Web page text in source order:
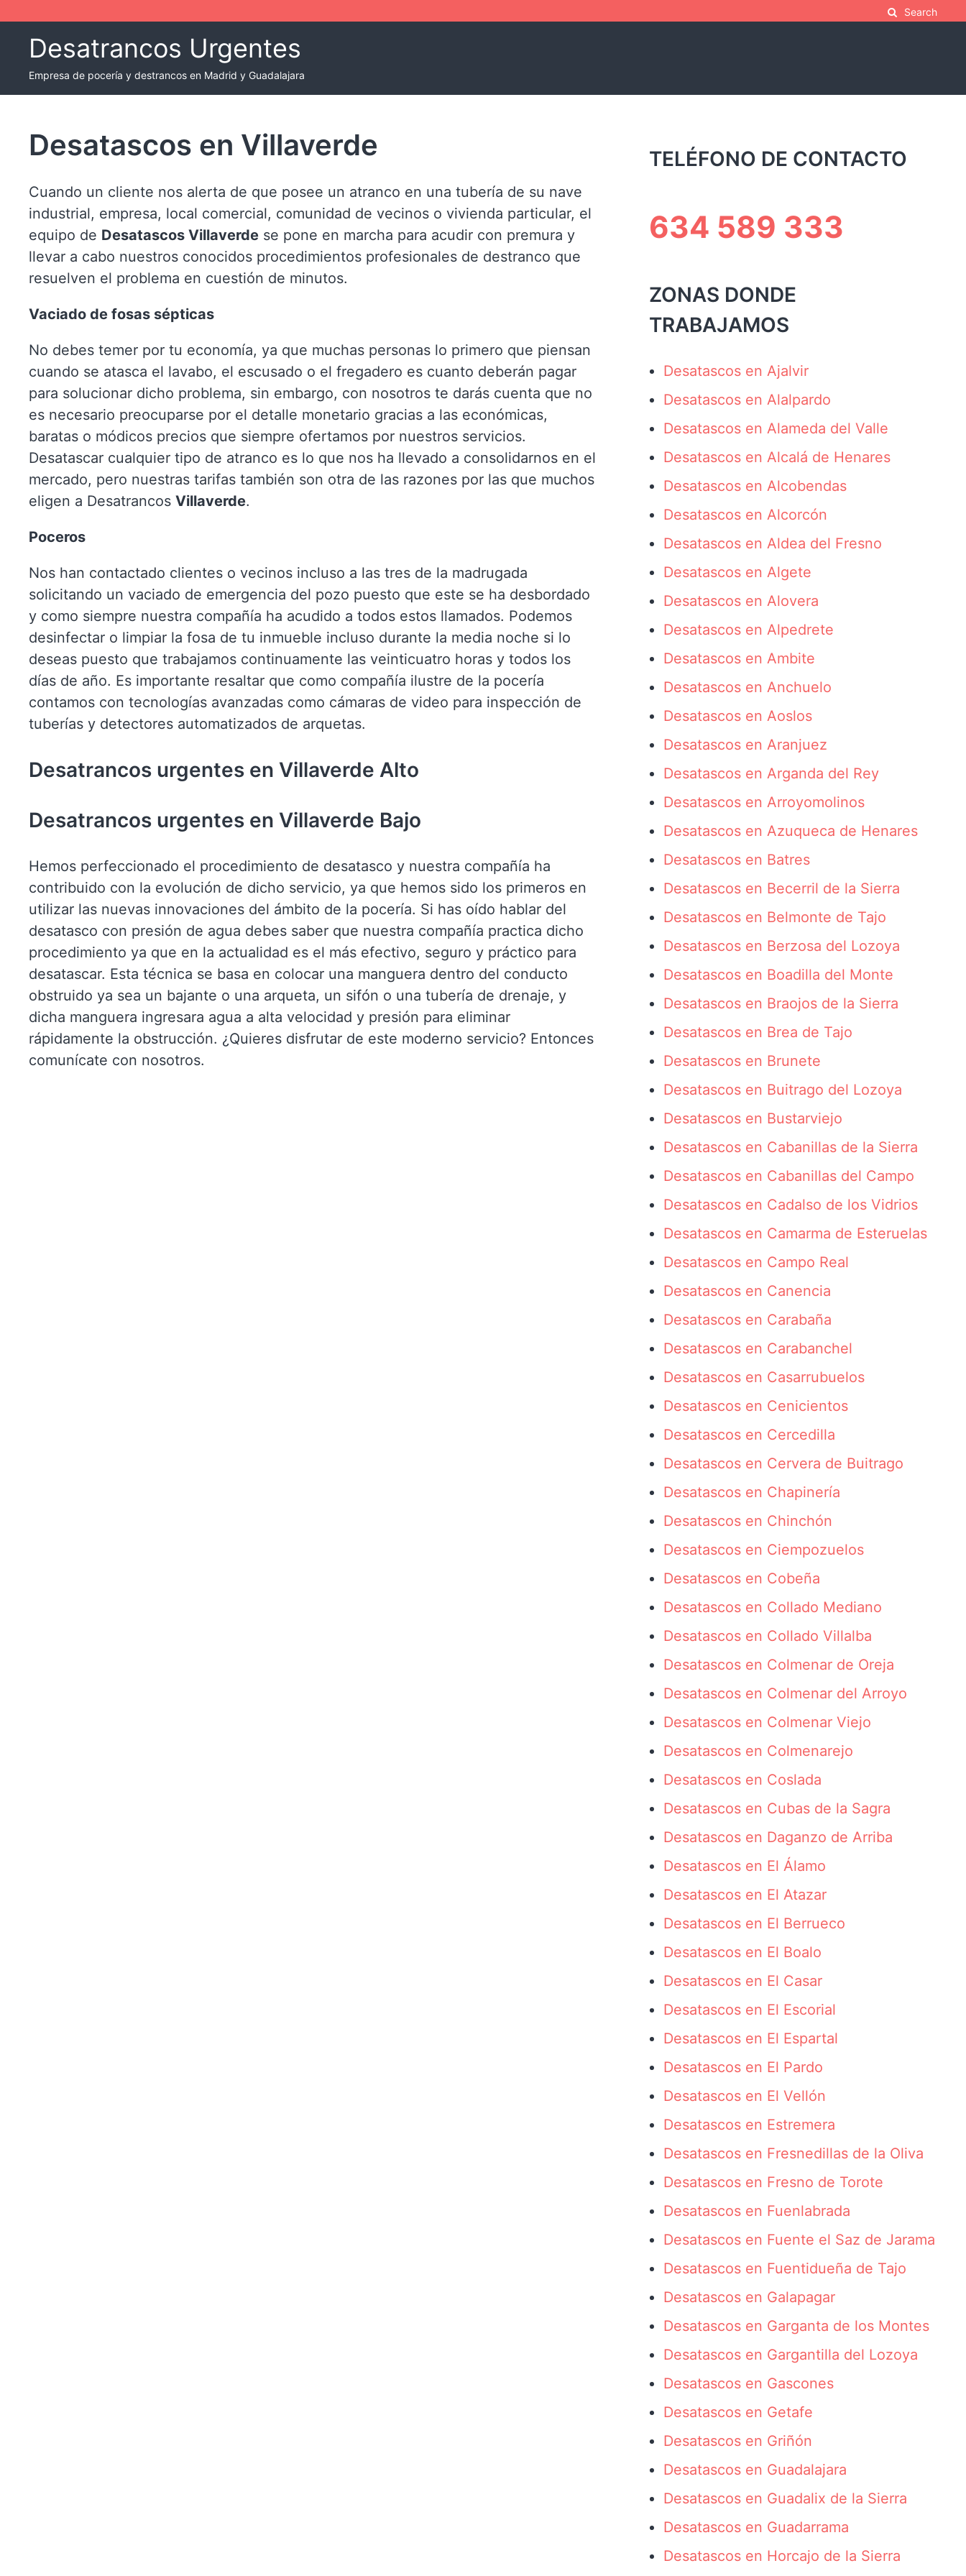
content
Search
Desatrancos Urgentes
Empresa de pocería y destrancos en Madrid y Guadalajara
Desatascos en Villaverde
Cuando un cliente nos alerta de que posee un atranco en una tubería de su nave
industrial, empresa, local comercial, comunidad de vecinos o vivienda particular, el
equipo de Desatascos Villaverde se pone en marcha para acudir con premura y
llevar a cabo nuestros conocidos procedimientos profesionales de destranco que
resuelven el problema en cuestión de minutos.
Vaciado de fosas sépticas
No debes temer por tu economía, ya que muchas personas lo primero que piensan
cuando se atasca el lavabo, el escusado o el fregadero es cuanto deberán pagar
para solucionar dicho problema, sin embargo, con nosotros te darás cuenta que no
es necesario preocuparse por el detalle monetario gracias a las económicas,
baratas o módicos precios que siempre ofertamos por nuestros servicios.
Desatascar cualquier tipo de atranco es lo que nos ha llevado a consolidarnos en el
mercado, pero nuestras tarifas también son otra de las razones por las que muchos
eligen a Desatrancos Villaverde.
Poceros
Nos han contactado clientes o vecinos incluso a las tres de la madrugada
solicitando un vaciado de emergencia del pozo puesto que este se ha desbordado
y como siempre nuestra compañía ha acudido a todos estos llamados. Podemos
desinfectar o limpiar la fosa de tu inmueble incluso durante la media noche si lo
deseas puesto que trabajamos continuamente las veinticuatro horas y todos los
días de año. Es importante resaltar que como compañía ilustre de la pocería
contamos con tecnologías avanzadas como cámaras de video para inspección de
tuberías y detectores automatizados de arquetas.
Desatrancos urgentes en Villaverde Alto
Desatrancos urgentes en Villaverde Bajo
Hemos perfeccionado el procedimiento de desatasco y nuestra compañía ha
contribuido con la evolución de dicho servicio, ya que hemos sido los primeros en
utilizar las nuevas innovaciones del ámbito de la pocería. Si has oído hablar del
desatasco con presión de agua debes saber que nuestra compañía practica dicho
procedimiento ya que en la actualidad es el más efectivo, seguro y práctico para
desatascar. Esta técnica se basa en colocar una manguera dentro del conducto
obstruido ya sea un bajante o una arqueta, un sifón o una tubería de drenaje, y
dicha manguera ingresara agua a alta velocidad y presión para eliminar
rápidamente la obstrucción. ¿Quieres disfrutar de este moderno servicio? Entonces
comunícate con nosotros.
TELÉFONO DE CONTACTO
634 589 333
ZONAS DONDE
TRABAJAMOS
Desatascos en Ajalvir
Desatascos en Alalpardo
Desatascos en Alameda del Valle
Desatascos en Alcalá de Henares
Desatascos en Alcobendas
Desatascos en Alcorcón
Desatascos en Aldea del Fresno
Desatascos en Algete
Desatascos en Alovera
Desatascos en Alpedrete
Desatascos en Ambite
Desatascos en Anchuelo
Desatascos en Aoslos
Desatascos en Aranjuez
Desatascos en Arganda del Rey
Desatascos en Arroyomolinos
Desatascos en Azuqueca de Henares
Desatascos en Batres
Desatascos en Becerril de la Sierra
Desatascos en Belmonte de Tajo
Desatascos en Berzosa del Lozoya
Desatascos en Boadilla del Monte
Desatascos en Braojos de la Sierra
Desatascos en Brea de Tajo
Desatascos en Brunete
Desatascos en Buitrago del Lozoya
Desatascos en Bustarviejo
Desatascos en Cabanillas de la Sierra
Desatascos en Cabanillas del Campo
Desatascos en Cadalso de los Vidrios
Desatascos en Camarma de Esteruelas
Desatascos en Campo Real
Desatascos en Canencia
Desatascos en Carabaña
Desatascos en Carabanchel
Desatascos en Casarrubuelos
Desatascos en Cenicientos
Desatascos en Cercedilla
Desatascos en Cervera de Buitrago
Desatascos en Chapinería
Desatascos en Chinchón
Desatascos en Ciempozuelos
Desatascos en Cobeña
Desatascos en Collado Mediano
Desatascos en Collado Villalba
Desatascos en Colmenar de Oreja
Desatascos en Colmenar del Arroyo
Desatascos en Colmenar Viejo
Desatascos en Colmenarejo
Desatascos en Coslada
Desatascos en Cubas de la Sagra
Desatascos en Daganzo de Arriba
Desatascos en El Álamo
Desatascos en El Atazar
Desatascos en El Berrueco
Desatascos en El Boalo
Desatascos en El Casar
Desatascos en El Escorial
Desatascos en El Espartal
Desatascos en El Pardo
Desatascos en El Vellón
Desatascos en Estremera
Desatascos en Fresnedillas de la Oliva
Desatascos en Fresno de Torote
Desatascos en Fuenlabrada
Desatascos en Fuente el Saz de Jarama
Desatascos en Fuentidueña de Tajo
Desatascos en Galapagar
Desatascos en Garganta de los Montes
Desatascos en Gargantilla del Lozoya
Desatascos en Gascones
Desatascos en Getafe
Desatascos en Griñón
Desatascos en Guadalajara
Desatascos en Guadalix de la Sierra
Desatascos en Guadarrama
Desatascos en Horcajo de la Sierra